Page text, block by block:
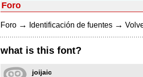
Foro
Foro → Identificación de fuentes →
what is this font?
joijaic